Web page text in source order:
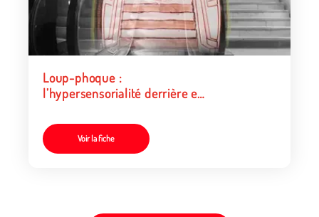
Loup-phoque :
l’hypersensorialité derrière et
Voir la fiche